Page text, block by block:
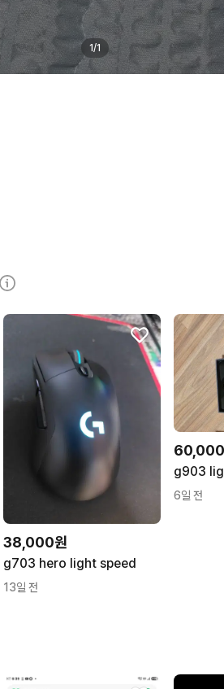
1/1
38,000원
g703 hero light speed
13일 전
6일 전